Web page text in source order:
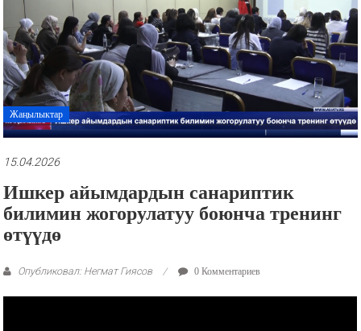
рекламные
ролики
и
презентации.
Жаңылыктар
15.04.2026
Ишкер айымдардын санариптик
билимин жогорулатуу боюнча тренинг
өтүүдө
Опубликовал: Негмат Гиясов 0 Комментариев